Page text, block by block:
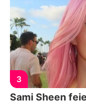
3
Sami Sheen